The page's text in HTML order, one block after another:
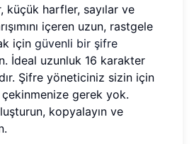
küçük harfler, sayılar ve
içeren uzun, rastgele
için güvenli bir şifre
İdeal uzunluk 16 karakter
Şifre yöneticiniz sizin için
çekinmenize gerek yok.
kopyalayın ve